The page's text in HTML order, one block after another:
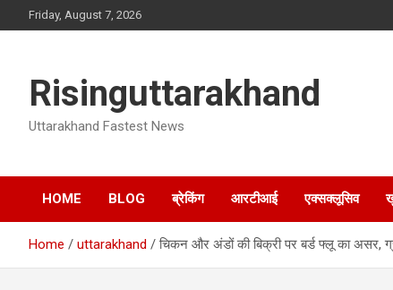
to
Friday, August 7, 2026
Risinguttarakhand
Uttarakhand Fastest News
HOME BLOG ब्रेकिंग आरटीआई एक्सक्लूसिव
Home uttarakhand चिकन और अंडों की बिक्री पर बर्ड फ्लू का असर,